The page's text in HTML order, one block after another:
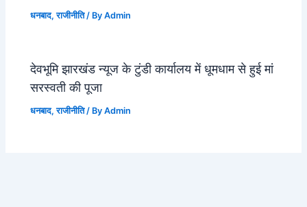
धनबाद,राजीनीति/ ByAdmin
देवभूमि झारखंड न्यूज के टुंडी कार्यालय में धूमधाम से हुई मां
सरस्वती की पूजा
धनबाद,राजीनीति/ ByAdmin